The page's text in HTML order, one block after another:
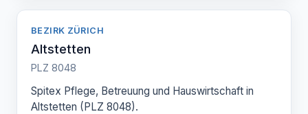
BEZIRK ZÜRICH
Altstetten
PLZ 8048
Spitex Pflege, Betreuung und Hauswirtschaft in
Altstetten (PLZ 8048).